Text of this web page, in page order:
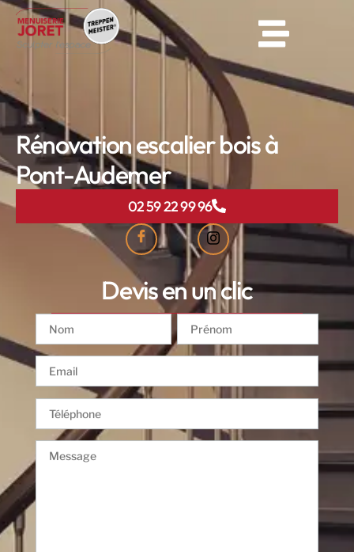
Rénovation escalier bois à
Pont-Audemer
02 59 22 99 96
Devis en un clic